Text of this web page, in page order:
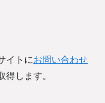
イトにお問い合わせ
します。